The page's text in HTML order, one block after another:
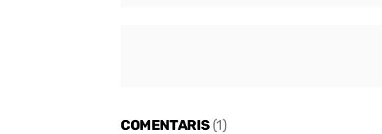
COMENTARIS (1)